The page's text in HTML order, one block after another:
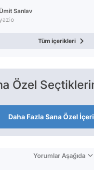
Sanlav
Tüm içerikleri
Özel
Daha Fazla Sana Özel
Yorumlar Aşağıda